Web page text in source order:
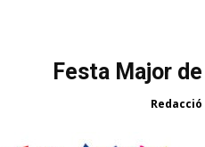
Festa Major
Redacció